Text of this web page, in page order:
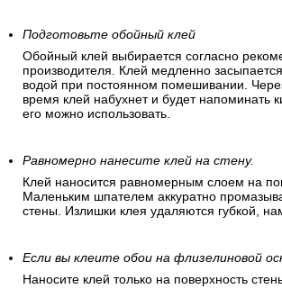
Подготовьте обойный клей
Обойный клей выбирается согласно
производителя. Клей медленно
водой при постоянном помешивании.
время клей набухнет и будет напоминать
его можно использовать.
Равномерно нанесите клей на стену.
Клей наносится равномерным слоем на
Маленьким шпателем аккуратно
стены. Излишки клея удаляются губкой,
Если вы клеите обои на флизелиновой
Наносите клей только на поверхность